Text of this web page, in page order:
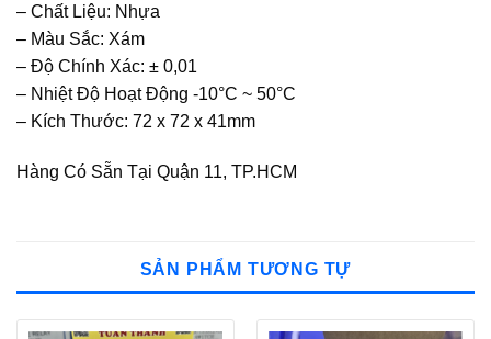
– Chất Liệu: Nhựa
– Màu Sắc: Xám
– Độ Chính Xác: ± 0,01
– Nhiệt Độ Hoạt Động -10°C ~ 50°C
– Kích Thước: 72 x 72 x 41mm
Hàng Có Sẵn Tại Quận 11, TP.HCM
SẢN PHẨM TƯƠNG TỰ